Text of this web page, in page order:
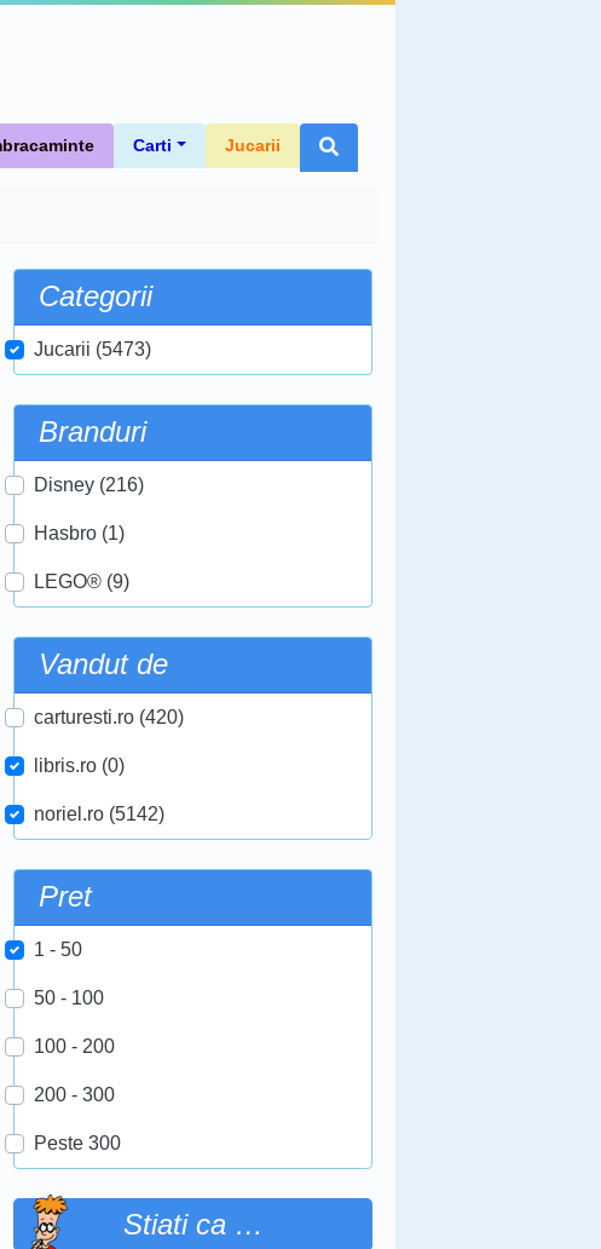
Carti Jucarii
Categorii
Jucarii (5473)
Branduri
Disney (216)
Hasbro (1)
LEGO® (9)
Vandut de
carturesti.ro (420)
libris.ro (0)
noriel.ro (5142)
Pret
1 - 50
50 - 100
100 - 200
200 - 300
Peste 300
Stiati ca …